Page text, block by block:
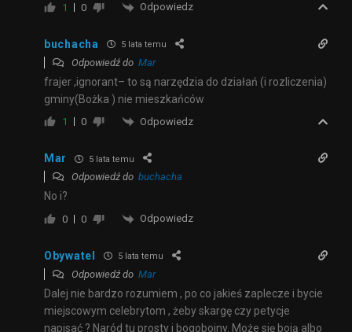
1 0 Odpowiedz
buchacha 5 lata temu
Odpowiedź do Mar
frajer ,ignorant– to są narzędzia do działań (i rozliczenia)
gminy(Bożka ) nie mieszkańców
1 0 Odpowiedz
Mar 5 lata temu
Odpowiedź do buchacha
No i?
0 0 Odpowiedz
Obywatel 5 lata temu
Odpowiedź do Mar
Dalej nie bardzo rozumiem , po co jakieś zaplecze i bycie
miejscowym celebrytom , żeby skargę czy petycje
napisać ? Naród tu prosty i bogobojny. Może się boją albo